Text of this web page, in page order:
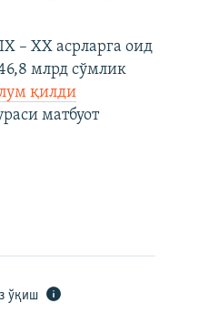
– XX асрларга оид
млрд сўмлик
қилди
матбуот
ўқиш